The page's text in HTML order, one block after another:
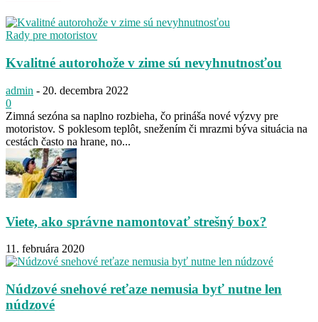
Rady pre motoristov
Kvalitné autorohože v zime sú nevyhnutnosťou
admin - 20. decembra 2022
0
Zimná sezóna sa naplno rozbieha, čo prináša nové výzvy pre
motoristov. S poklesom teplôt, snežením či mrazmi býva situácia na
cestách často na hrane, no...
Viete, ako správne namontovať strešný box?
11. februára 2020
Núdzové snehové reťaze nemusia byť nutne len
núdzové